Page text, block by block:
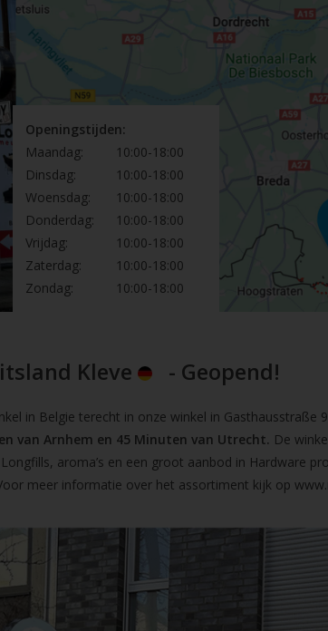
Openingstijden:
Maandag:
10:00-18:00
Dinsdag:
10:00-18:00
Woensdag:
10:00-18:00
Donderdag:
10:00-18:00
Vrijdag:
10:00-18:00
Zaterdag:
10:00-18:00
Zondag:
10:00-18:00
Kleve - Geopend!
in Belgie terecht in onze winkel in Gasthausstraße
van Arnhem en 45 Minuten van Utrecht. De
aroma’s en een groot aanbod in Hardware
meer informatie over het assortiment kijk op